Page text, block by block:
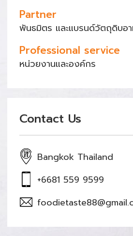
Partner
พันธมิตร และแบรนด์วัตถุดิบอา
Professional service
หน่วยงานและองค์กร
Contact Us
Bangkok Thailand
+6681 559 9599